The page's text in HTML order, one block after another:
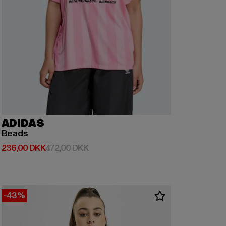
ADIDAS
Beads
236,00 DKK
Nuværende pris: 236,00 DKK
472,00 DKKKampagnepris: 472,00 DKK
-43%